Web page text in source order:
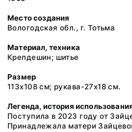
Место создания
Вологодская обл., г. Тотьма
Материал, техника
Крепдешин; шитье
Размер
113х108 см; рукава-27х18 см.
Легенда, история
Поступила в 2023 году от
Принадлежала матери